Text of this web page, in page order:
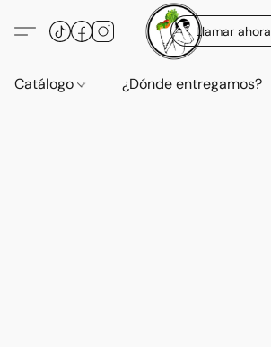
Llamar ahora
Catálogo ¿Dónde entregamos?